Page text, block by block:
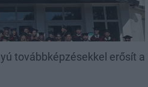
továbbképzésekkel erősít a